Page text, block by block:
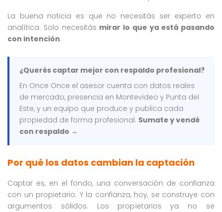
La buena noticia es que no necesitás ser experto en
analítica. Solo necesitás mirar lo que ya está pasando
con intención.
¿Querés captar mejor con respaldo profesional?
En Once Once el asesor cuenta con datos reales
de mercado, presencia en Montevideo y Punta del
Este, y un equipo que produce y publica cada
propiedad de forma profesional. Sumate y vendé
con respaldo →
Por qué los datos cambian la captación
Captar es, en el fondo, una conversación de confianza
con un propietario. Y la confianza, hoy, se construye con
argumentos sólidos. Los propietarios ya no se